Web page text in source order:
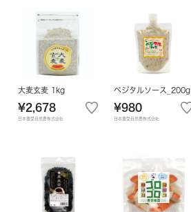
大麦玄麦 1kg
¥2,678
日本豊受自然農株式会社
ベジタルソース_200g
¥980
日本豊受自然農株式会社